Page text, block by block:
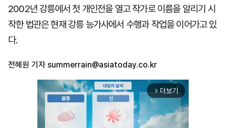
2002년 강릉에서 첫 개인전을 열고 작가로 이름을 알리기 시
작한 법관은 현재 강릉 능가사에서 수행과 작업을 이어가고 있
다.
전혜원 기자 summerrain@asiatoday.co.kr
arrow_forward_ios 더보기